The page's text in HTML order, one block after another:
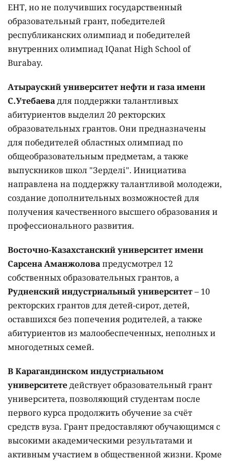
ЕНТ, но не получивших государственный
образовательный грант, победителей
республиканских олимпиад и победителей
внутренних олимпиад IQanat High School of
Burabay.
Атырауский университет нефти и газа имени
С.Утебаевадля поддержки талантливых
абитуриентов выделил 20 ректорских
образовательных грантов. Они предназначены
для победителей областных олимпиад по
общеобразовательным предметам, а также
выпускников школ "Зерделі". Инициатива
направлена на поддержку талантливой молодежи,
создание дополнительных возможностей для
получения качественного высшего образования и
профессионального развития.
Восточно-Казахстанский университет имени
Сарсена Аманжоловапредусмотрел 12
собственных образовательных грантов, а
Рудненский индустриальный университет– 10
ректорских грантов для детей-сирот, детей,
оставшихся без попечения родителей, а также
абитуриентов из малообеспеченных, неполных и
многодетных семей.
В Карагандинском индустриальном
университетедействует образовательный грант
университета, позволяющий студентам после
первого курса продолжить обучение за счёт
средств вуза. Грант предоставляют обучающимся с
высокими академическими результатами и
активным участием в общественной жизни. Кроме